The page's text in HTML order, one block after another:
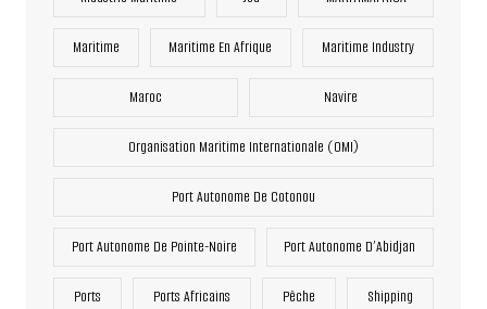
Maritime Maritime En Afrique Maritime Industry
Maroc Navire
Organisation Maritime Internationale (OMI)
Port Autonome De Cotonou
Port Autonome De Pointe-Noire Port Autonome D’Abidjan
Ports Ports Africains Pêche Shipping